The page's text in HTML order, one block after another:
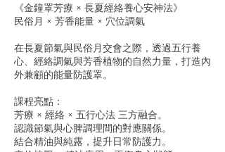
《金鐘罩芳療 × 長夏經絡養心安神法》
民俗月 × 芳香能量 × 穴位調氣
在長夏節氣與民俗月交會之際，透過五行養
心、經絡調氣與芳香植物的自然力量，打造內
外兼顧的能量防護罩。
課程亮點：
芳療 × 經絡 × 五行心法 三方融合。
認識節氣與心脾調理間的對應關係。
結合精油與純露，提升日常防護力。